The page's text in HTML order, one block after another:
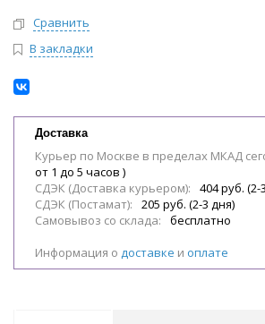
Сравнить
В закладки
Доставка
Курьер по Москве в пределах МКАД
от 1 до 5 часов )
СДЭК (Доставка курьером):
404 руб. (2-
СДЭК (Постамат):
205 руб. (2-3 дня)
Самовывоз со склада:
бесплатно
Информация о доставке и оплате